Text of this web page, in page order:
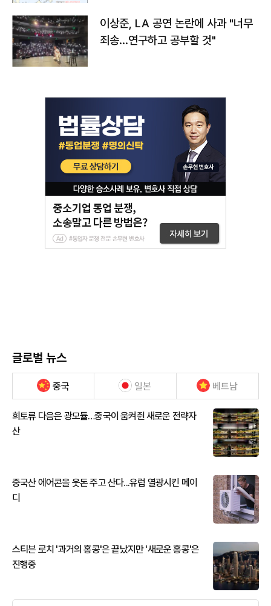
이상준, LA 공연 논란에 사과 "너무
죄송…연구하고 공부할 것"
글로벌 뉴스
중국 일본 베트남
희토류 다음은 광모듈…중국이 움켜쥔 새로운 전략자
산
중국산 에어콘을 웃돈 주고 산다...유럽 열광시킨 메이
디
스티븐 로치 '과거의 홍콩'은 끝났지만 '새로운 홍콩'은
진행중